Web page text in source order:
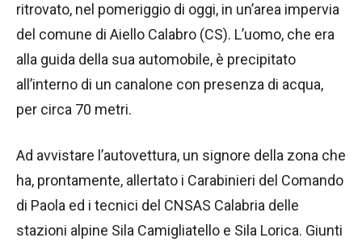
ritrovato, nel pomeriggio di oggi, in un’area impervia
del comune di Aiello Calabro (CS). L’uomo, che era
alla guida della sua automobile, è precipitato
all’interno di un canalone con presenza di acqua,
per circa 70 metri.
Ad avvistare l’autovettura, un signore della zona che
ha, prontamente, allertato i Carabinieri del Comando
di Paola ed i tecnici del CNSAS Calabria delle
stazioni alpine Sila Camigliatello e Sila Lorica. Giunti